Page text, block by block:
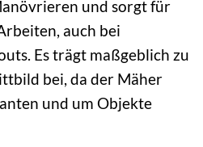
und sorgt für
auch bei
Es trägt maßgeblich zu
bei, da der Mäher
und um Objekte